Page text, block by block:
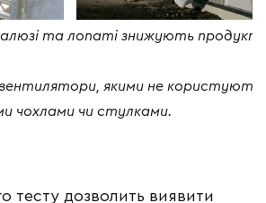
та лопаті знижують
якими не
чохлами чи стулками.
тесту дозволить виявити